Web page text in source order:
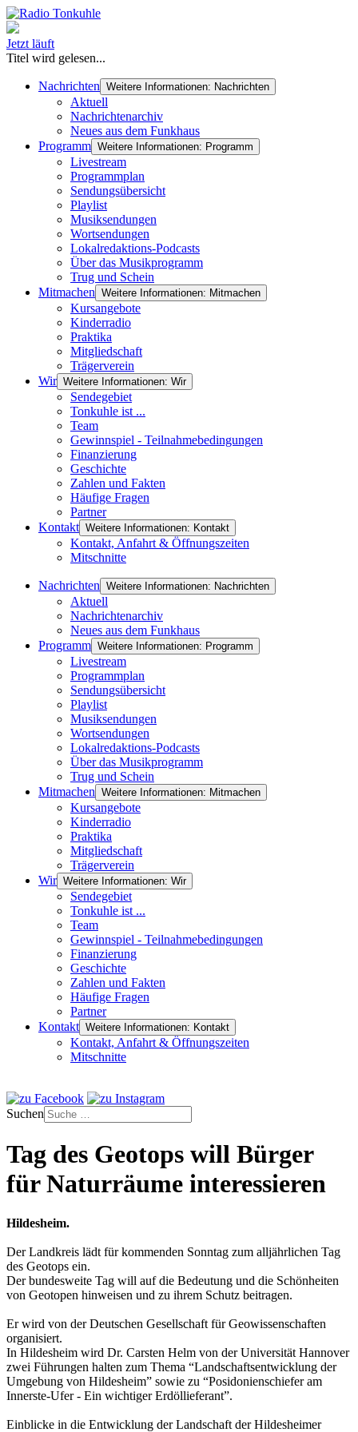
Jetzt läuft
Titel wird gelesen...
Nachrichten Weitere Informationen: Nachrichten
Aktuell
Nachrichtenarchiv
Neues aus dem Funkhaus
Programm Weitere Informationen: Programm
Livestream
Programmplan
Sendungsübersicht
Playlist
Musiksendungen
Wortsendungen
Lokalredaktions-Podcasts
Über das Musikprogramm
Trug und Schein
Mitmachen Weitere Informationen: Mitmachen
Kursangebote
Kinderradio
Praktika
Mitgliedschaft
Trägerverein
Wir Weitere Informationen: Wir
Sendegebiet
Tonkuhle ist ...
Team
Gewinnspiel - Teilnahmebedingungen
Finanzierung
Geschichte
Zahlen und Fakten
Häufige Fragen
Partner
Kontakt Weitere Informationen: Kontakt
Kontakt, Anfahrt & Öffnungszeiten
Mitschnitte
Nachrichten Weitere Informationen: Nachrichten
Aktuell
Nachrichtenarchiv
Neues aus dem Funkhaus
Programm Weitere Informationen: Programm
Livestream
Programmplan
Sendungsübersicht
Playlist
Musiksendungen
Wortsendungen
Lokalredaktions-Podcasts
Über das Musikprogramm
Trug und Schein
Mitmachen Weitere Informationen: Mitmachen
Kursangebote
Kinderradio
Praktika
Mitgliedschaft
Trägerverein
Wir Weitere Informationen: Wir
Sendegebiet
Tonkuhle ist ...
Team
Gewinnspiel - Teilnahmebedingungen
Finanzierung
Geschichte
Zahlen und Fakten
Häufige Fragen
Partner
Kontakt Weitere Informationen: Kontakt
Kontakt, Anfahrt & Öffnungszeiten
Mitschnitte
Suchen
Tag des Geotops will Bürger
für Naturräume interessieren
Hildesheim.
Der Landkreis lädt für kommenden Sonntag zum alljährlichen Tag
des Geotops ein.
Der bundesweite Tag will auf die Bedeutung und die Schönheiten
von Geotopen hinweisen und zu ihrem Schutz beitragen.
Er wird von der Deutschen Gesellschaft für Geowissenschaften
organisiert.
In Hildesheim wird Dr. Carsten Helm von der Universität Hannover
zwei Führungen halten zum Thema “Landschaftsentwicklung der
Umgebung von Hildesheim” sowie zu “Posidonienschiefer am
Innerste-Ufer - Ein wichtiger Erdöllieferant”.
Einblicke in die Entwicklung der Landschaft der Hildesheimer